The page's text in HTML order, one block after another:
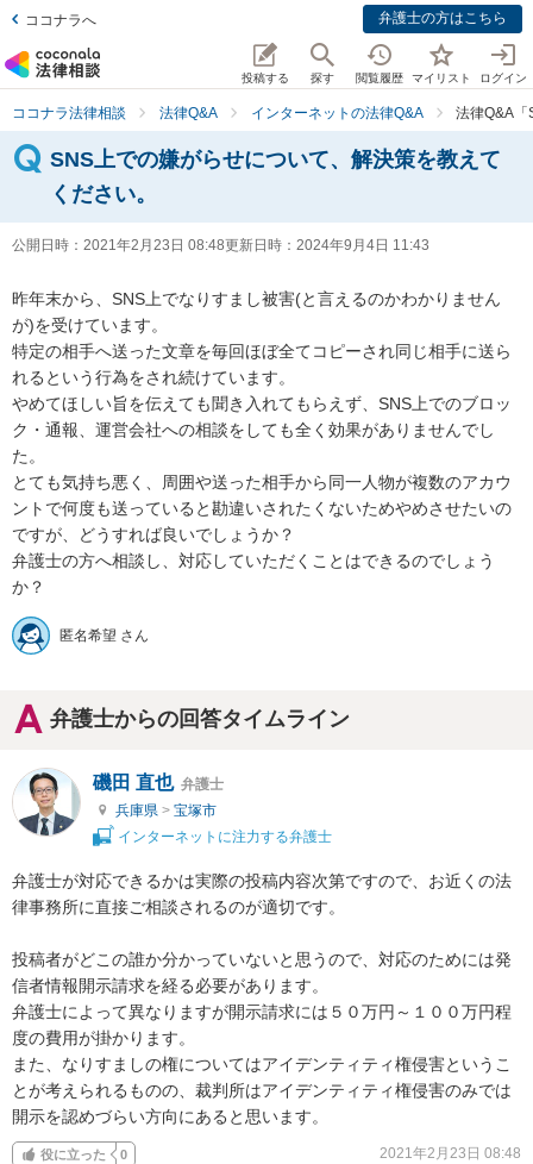
ココナラへ 弁護士の方はこちら
投稿する 探す 閲覧履歴 マイリスト ログイン
ココナラ法律相談 法律Q&A インターネットの法律Q&A 法律Q&A
SNS上での嫌がらせについて、解決策を教えて
ください。
公開日時： 2021年2月23日 08:48更新日時： 2024年9月4日 11:43
昨年末から、SNS上でなりすまし被害(と言えるのかわかりません
が)を受けています。
特定の相手へ送った文章を毎回ほぼ全てコピーされ同じ相手に送ら
れるという行為をされ続けています。
やめてほしい旨を伝えても聞き入れてもらえず、SNS上でのブロッ
ク・通報、運営会社への相談をしても全く効果がありませんでし
た。
とても気持ち悪く、周囲や送った相手から同一人物が複数のアカウ
ントで何度も送っていると勘違いされたくないためやめさせたいの
ですが、どうすれば良いでしょうか？
弁護士の方へ相談し、対応していただくことはできるのでしょう
か？
匿名希望 さん
弁護士からの回答タイムライン
磯田 直也 弁護士
兵庫県 > 宝塚市
インターネットに注力する弁護士
弁護士が対応できるかは実際の投稿内容次第ですので、お近くの法
律事務所に直接ご相談されるのが適切です。
投稿者がどこの誰か分かっていないと思うので、対応のためには発
信者情報開示請求を経る必要があります。
弁護士によって異なりますが開示請求には５０万円～１００万円程
度の費用が掛かります。
また、なりすましの権についてはアイデンティティ権侵害というこ
とが考えられるものの、裁判所はアイデンティティ権侵害のみでは
開示を認めづらい方向にあると思います。
役に立った 0 2021年2月23日 08:48